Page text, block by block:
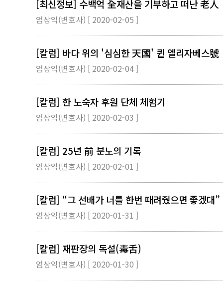
[최신정보] 수백억 全재산을 기부하고 떠난 老人
엄상익(변호사) [ 2020-02-05 ]
[칼럼] 바다 위의 '심심한 天國' 퀸 엘리자베스號
엄상익(변호사) [ 2020-02-04 ]
[칼럼] 한 노숙자 후원 단체 체험기
엄상익(변호사) [ 2020-02-03 ]
[칼럼] 25년 前 분노의 기록
엄상익(변호사) [ 2020-02-01 ]
[칼럼] “그 선배가 너를 한번 때려줬으면 좋겠대”
엄상익(변호사) [ 2020-01-31 ]
[칼럼] 재판장의 독설(毒舌)
엄상익(변호사) [ 2020-01-30 ]